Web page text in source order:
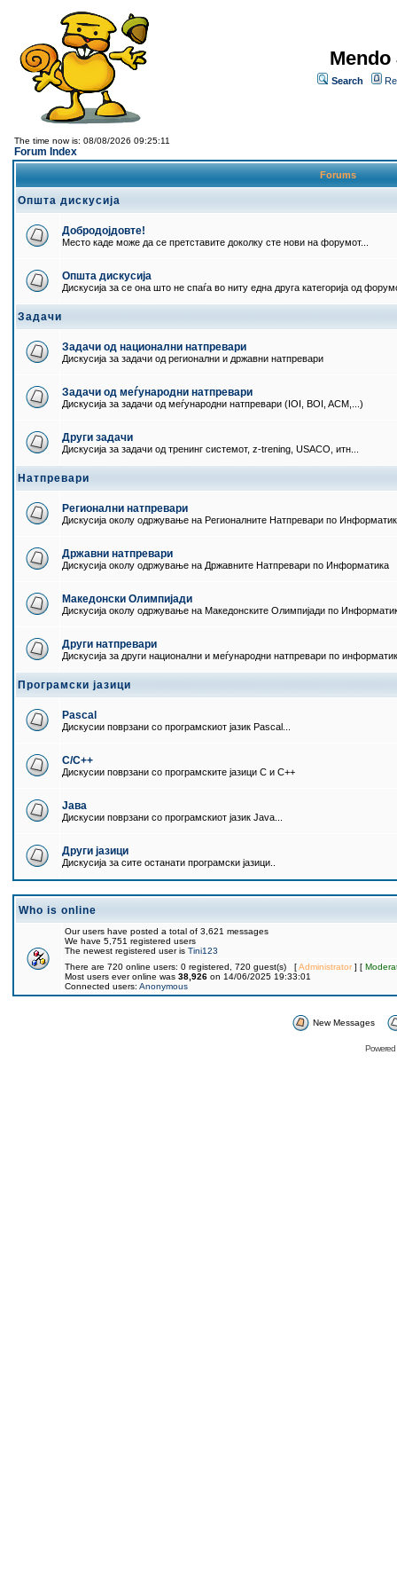
Search
The time now is: 08/08/2026 09:25:11
Forum Index
Forums
Општа дискусија
Добродојдовте!
Место каде може да се претставите доколку сте нови на форумот...
Општа дискусија
Дискусија за се она што не спаѓа во ниту една друга категорија од
Задачи
Задачи од национални натпревари
Дискусија за задачи од регионални и државни натпревари
Задачи од меѓународни натпревари
Дискусија за задачи од меѓународни натпревари (IOI, BOI, ACM,...)
Други задачи
Дискусија за задачи од тренинг системот, z-trening, USACO, итн...
Натпревари
Регионални натпревари
Дискусија околу одржување на Регионалните Натпревари по
Државни натпревари
Дискусија околу одржување на Државните Натпревари по Информатика
Македонски Олимпијади
Дискусија околу одржување на Македонските Олимпијади по
Други натпревари
Дискусија за други национални и меѓународни натпревари по
Програмски јазици
Pascal
Дискусии поврзани со програмскиот јазик Pascal...
C/C++
Дискусии поврзани со програмските јазици C и C++
Јава
Дискусии поврзани со програмскиот јазик Java...
Други јазици
Дискусија за сите останати програмски јазици..
Who is online
Our users have posted a total of 3,621 messages
We have 5,751 registered users
The newest registered user is Tini123
There are 720 online users: 0 registered, 720 guest(s) [Administrator] [
Most users ever online was 38,926 on 14/06/2025 19:33:01
Connected users: Anonymous
New Messages